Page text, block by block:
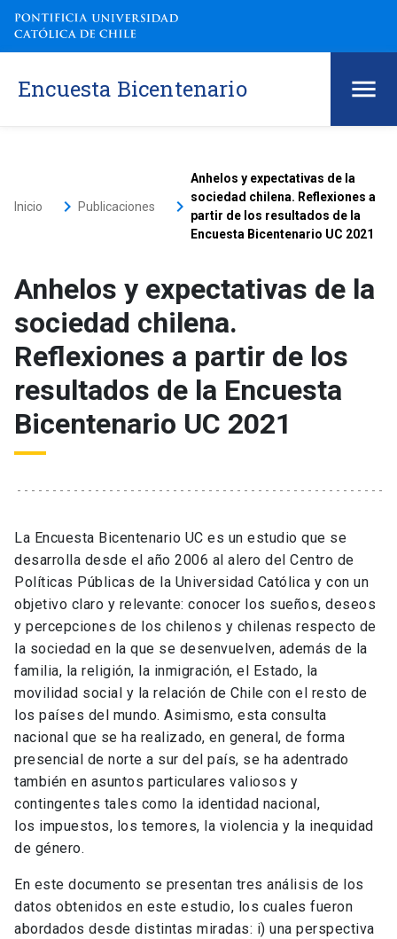
Encuesta Bicentenario
Inicio keyboard_arrow_right Publicaciones keyboard_arrow_right
Anhelos y expectativas de la
sociedad chilena. Reflexiones a
partir de los resultados de la
Encuesta Bicentenario UC 2021
Anhelos y expectativas de la
sociedad chilena.
Reflexiones a partir de los
resultados de la Encuesta
Bicentenario UC 2021
La Encuesta Bicentenario UC es un estudio que se
desarrolla desde el año 2006 al alero del Centro de
Políticas Públicas de la Universidad Católica y con un
objetivo claro y relevante: conocer los sueños, deseos
y percepciones de los chilenos y chilenas respecto de
la sociedad en la que se desenvuelven, además de la
familia, la religión, la inmigración, el Estado, la
movilidad social y la relación de Chile con el resto de
los países del mundo. Asimismo, esta consulta
nacional que se ha realizado, en general, de forma
presencial de norte a sur del país, se ha adentrado
también en asuntos particulares valiosos y
contingentes tales como la identidad nacional,
los impuestos, los temores, la violencia y la inequidad
de género.
En este documento se presentan tres análisis de los
datos obtenidos en este estudio, los cuales fueron
abordados desde distintas miradas: i) una perspectiva